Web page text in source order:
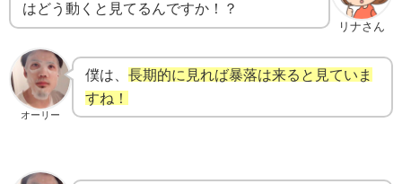
リナさん
はどう動くと見てるんですか！？
オーリー
僕は、 長期的に見れば暴落は来ると見ていま
すね！